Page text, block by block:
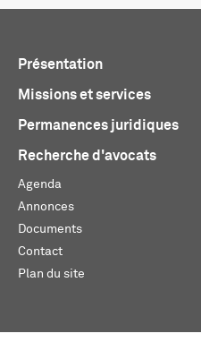
Présentation
Missions et services
Permanences juridiques
Recherche d'avocats
Agenda
Annonces
Documents
Contact
Plan du site